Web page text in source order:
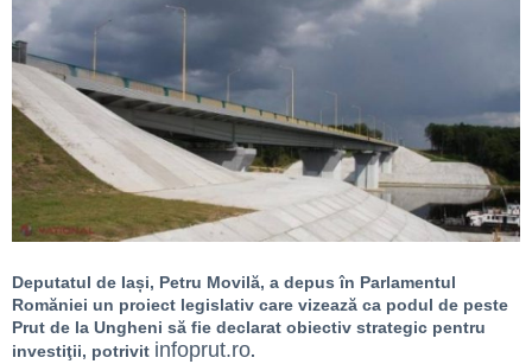
Deputatul de Iași, Petru Movilă, a depus în Parlamentul
Romăniei un proiect legislativ care vizează ca podul de peste
Prut de la Ungheni să fie declarat obiectiv strategic pentru
investiţii, potrivit infoprut.ro.